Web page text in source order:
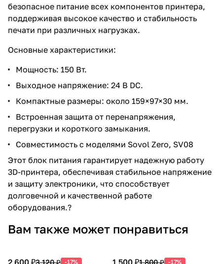
безопасное питание всех компонентов принтера,
поддерживая высокое качество и стабильность
печати при различных нагрузках.
Основные характеристики:
Мощность: 150 Вт.
Выходное напряжение: 24 В DC.
Компактные размеры: около 159×97×30 мм.
Встроенная защита от перенапряжения,
перегрузки и короткого замыкания.
Совместимость с моделями Sovol Zero, SV08
Этот блок питания гарантирует надежную работу
3D-принтера, обеспечивая стабильное напряжение
и защиту электроники, что способствует
долговечной и качественной работе
оборудования.?
Вам также может понравиться
2 600 ₽3 120 ₽ -17% 1 500 ₽1 800 ₽ -17%